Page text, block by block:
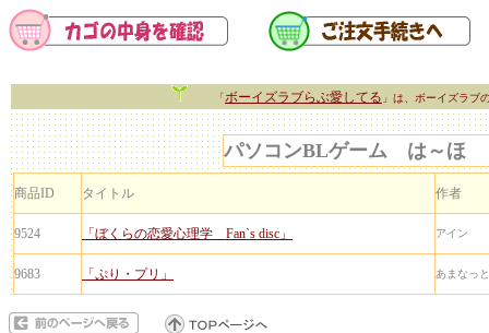
「ボーイズラブらぶ愛してる 」は、ボーイズラブ
パソコンBLゲーム は～ほ
商品ID タイトル 作者
9524 「ぼくらの恋愛心理学 Fan`s disc」 アイン
9683 「ぷり・プリ」 あまなっ